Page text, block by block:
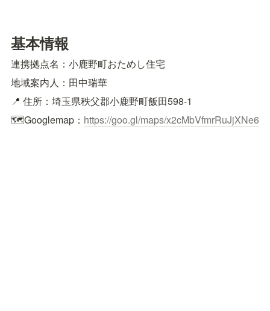
基本情報
連携拠点名：小鹿野町おためし住宅
地域案内人：田中瑞華
📍 住所：埼玉県秩父郡小鹿野町飯田598-1
🗺Googlemap ： https://goo.gl/maps/x2cMbVfmrRuJjXNe6